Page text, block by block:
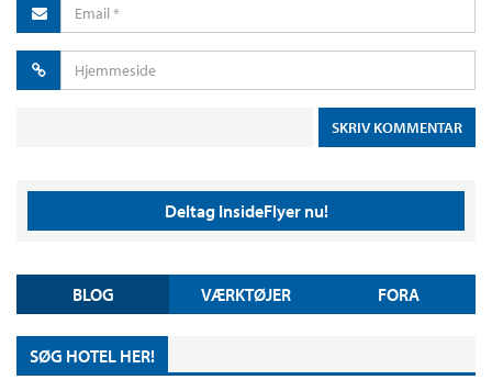
Deltag InsideFlyer nu!
BLOG VÆRKTØJER FORA
SØG HOTEL HER!